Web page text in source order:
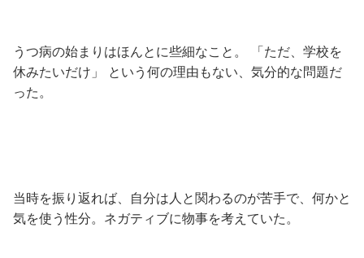
うつ病の始まりはほんとに些細なこと。 「ただ、学校を
休みたいだけ」 という何の理由もない、気分的な問題だ
った。
当時を振り返れば、自分は人と関わるのが苦手で、何かと
気を使う性分。ネガティブに物事を考えていた。